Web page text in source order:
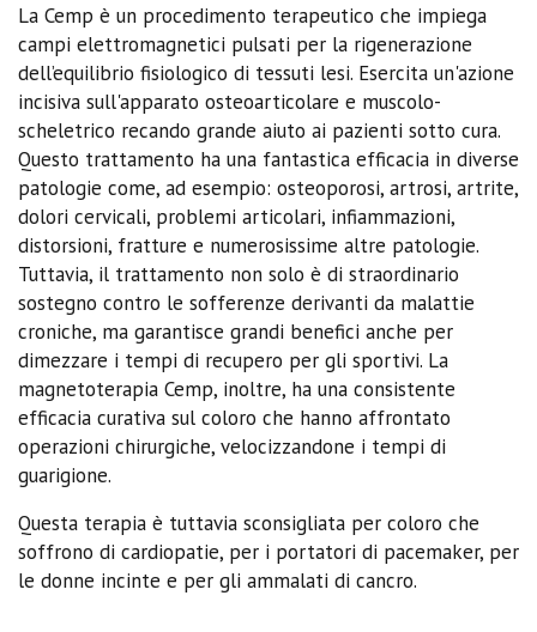
La Cemp è un procedimento terapeutico che impiega
campi elettromagnetici pulsati per la rigenerazione
dell’equilibrio fisiologico di tessuti lesi. Esercita un'azione
incisiva sull'apparato osteoarticolare e muscolo-
scheletrico recando grande aiuto ai pazienti sotto cura.
Questo trattamento ha una fantastica efficacia in diverse
patologie come, ad esempio: osteoporosi, artrosi, artrite,
dolori cervicali, problemi articolari, infiammazioni,
distorsioni, fratture e numerosissime altre patologie.
Tuttavia, il trattamento non solo è di straordinario
sostegno contro le sofferenze derivanti da malattie
croniche, ma garantisce grandi benefici anche per
dimezzare i tempi di recupero per gli sportivi. La
magnetoterapia Cemp, inoltre, ha una consistente
efficacia curativa sul coloro che hanno affrontato
operazioni chirurgiche, velocizzandone i tempi di
guarigione.
Questa terapia è tuttavia sconsigliata per coloro che
soffrono di cardiopatie, per i portatori di pacemaker, per
le donne incinte e per gli ammalati di cancro.